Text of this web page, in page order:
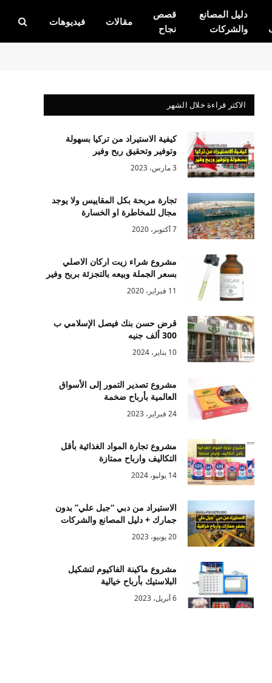
دليل المصانع
والشركات
قصص
نجاح
مقالات فيديوهات
الاكثر قراءة خلال الشهر
كيفية الاستيراد من تركيا بسهولة
وتوفير وتحقيق ربح وفير
3 مارس، 2023
تجارة مربحة بكل المقاييس ولا يوجد
مجال للمخاطرة او الخسارة
7 أكتوبر، 2020
مشروع شراء زيت اركان الاصلي
بسعر الجملة وبيعه بالتجزئة بربح وفير
11 فبراير، 2020
قرض حسن بنك فيصل الإسلامي ب
300 ألف جنيه
10 يناير، 2024
مشروع تصدير التمور إلى الأسواق
العالمية بأرباح ضخمة
24 فبراير، 2023
مشروع تجارة المواد الغذائية بأقل
التكاليف وارباح ممتازة
14 يوليو، 2024
الاستيراد من دبي “جبل علي” بدون
جمارك + دليل المصانع والشركات
20 يونيو، 2023
مشروع ماكينة الفاكيوم لتشكيل
البلاستيك بأرباح خيالية
6 أبريل، 2023